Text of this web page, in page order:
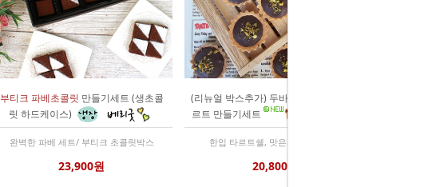
부티크 파베초콜릿 만들기세트 (생초콜
릿 하드케이스)
완벽한 파베 세트/ 부티크 초콜릿박스
23,900원
(리뉴얼 박스추가) 두바이 초콜릿 미니타
르트 만들기세트
한입 타르트쉘, 맛은 두바이초콜릿
20,800원